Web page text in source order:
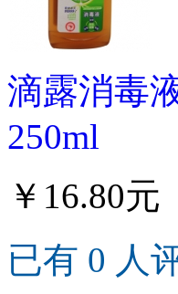
滴露消毒
250ml
￥16.80元
已有 0 人